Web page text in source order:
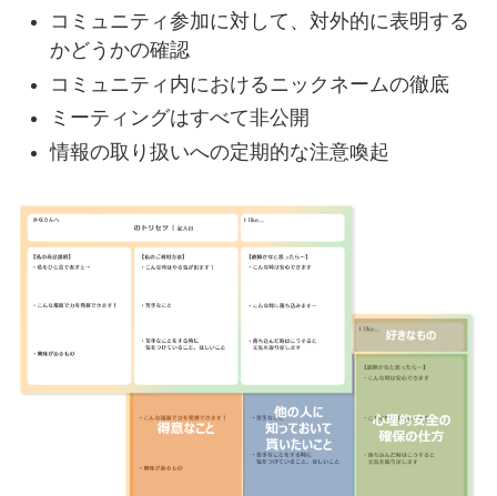
コミュニティ参加に対して、対外的に表明する
かどうかの確認
コミュニティ内におけるニックネームの徹底
ミーティングはすべて非公開
情報の取り扱いへの定期的な注意喚起